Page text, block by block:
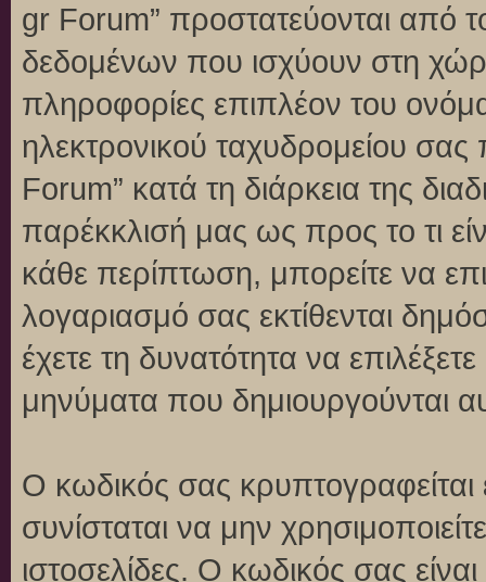
gr Forum” προστατεύονται από
δεδομένων που ισχύουν στη
πληροφορίες επιπλέον του
ηλεκτρονικού ταχυδρομείου
Forum” κατά τη διάρκεια της
παρέκκλισή μας ως προς το τι
κάθε περίπτωση, μπορείτε να
λογαριασμό σας εκτίθενται
έχετε τη δυνατότητα να
μηνύματα που δημιουργούνται
Ο κωδικός σας
συνίσταται να μην
ιστοσελίδες. Ο κωδικός σας